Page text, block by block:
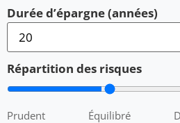
Durée d’épargne (années)
Répartition des risques
Prudent Équilibré